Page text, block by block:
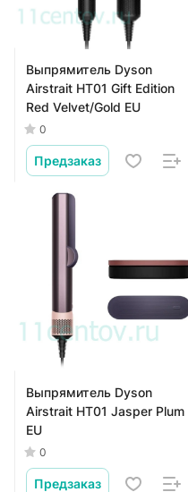
Выпрямитель Dyson
Airstrait HT01 Gift Edition
Red Velvet/Gold EU
0
Предзаказ
Выпрямитель Dyson
Airstrait HT01 Jasper Plum
EU
0
Предзаказ